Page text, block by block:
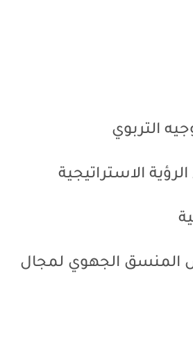
التربوي
الاستراتيجية
المنسق الجهوي لمجال